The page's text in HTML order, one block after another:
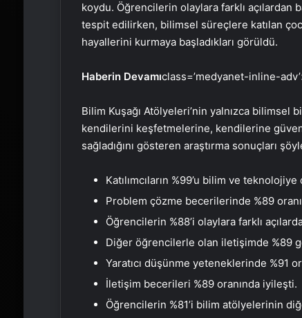
koydu. Öğrencilerin olaylara farklı
tespit edilirken, bilimsel süreçlere katılan
hayallerini kurmaya başladıkları görüldü.
Haberin Devamıclass=’medyanet-inline-
Bilim Kuşağı Atölyeleri’nin yalnızca bilimsel
kendilerini keşfetmelerine, kendilerine
sağladığını gösteren araştırma sonuçları
Katılımcıların %99’u bilim ve
Problem çözme becerilerinde %89
Öğrencilerin %88’i olaylara farklı
Diğer öğrencilerle olan iletişimde %89
Yaratıcı düşünme yeteneklerinde %91
İletişim becerileri %89 oranında iyileşti.
Öğrencilerin %81’i bilim atölyelerinin